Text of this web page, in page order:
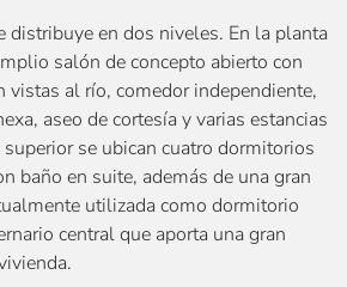
distribuye en dos niveles. En la planta
salón de concepto abierto con
vistas al río, comedor independiente,
aseo de cortesía y varias estancias
se ubican cuatro dormitorios
baño en suite, además de una gran
utilizada como dormitorio
central que aporta una gran